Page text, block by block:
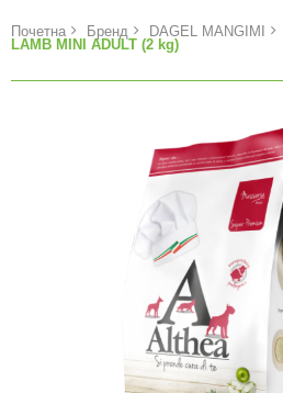
Почетна Бренд DAGEL MANGIMI
LAMB MINI ADULT (2 kg)